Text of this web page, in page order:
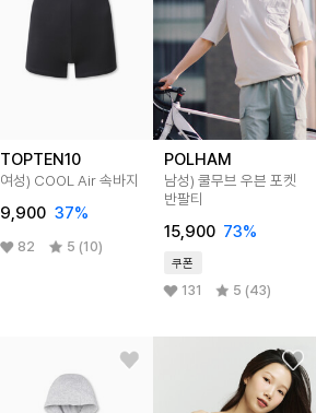
TOPTEN10
여성) COOL Air 속바지
9,900 37%
82 5 (10)
POLHAM
남성) 쿨무브 우븐 포켓
반팔티
15,900 73%
쿠폰
131 5 (43)